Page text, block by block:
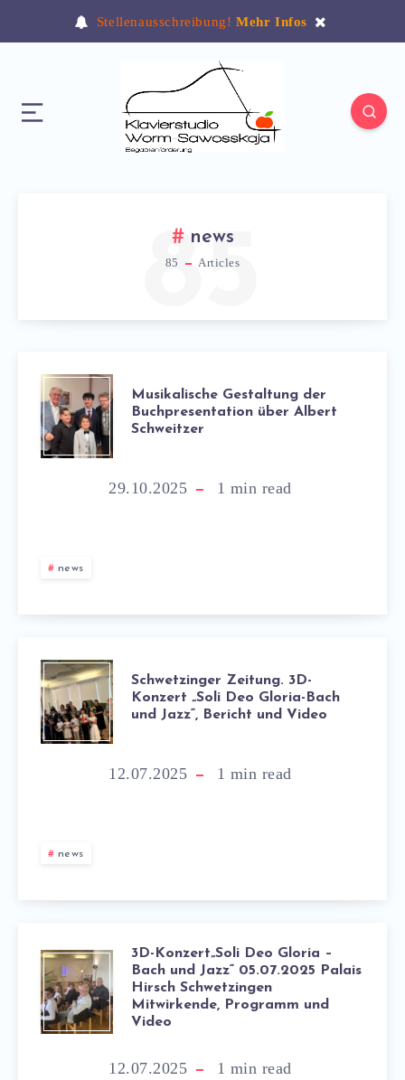
Stellenausschreibung!Mehr Infos
news
85 Articles
85
Musikalische Gestaltung der
Buchpresentation über Albert
Schweitzer
29.10.2025 1 min read
news
Schwetzinger Zeitung. 3D-
Konzert „Soli Deo Gloria-Bach
und Jazz“, Bericht und Video
12.07.2025 1 min read
news
3D-Konzert„Soli Deo Gloria –
Bach und Jazz“ 05.07.2025 Palais
Hirsch Schwetzingen
Mitwirkende, Programm und
Video
12.07.2025 1 min read